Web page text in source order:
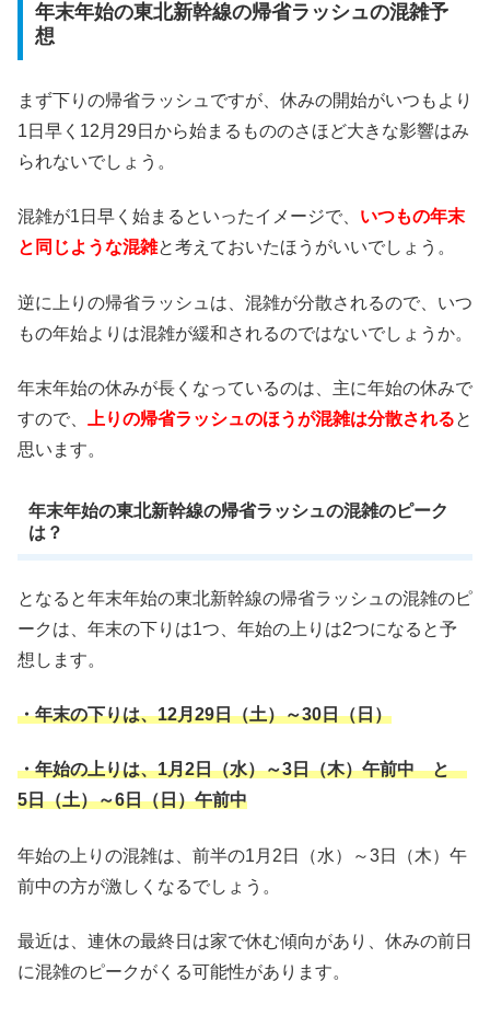
年末年始の東北新幹線の帰省ラッシュの混雑予
想
まず下りの帰省ラッシュですが、休みの開始がいつもより
1日早く12月29日から始まるもののさほど大きな影響はみ
られないでしょう。
混雑が1日早く始まるといったイメージで、 いつもの年末
と同じような混雑と考えておいたほうがいいでしょう。
逆に上りの帰省ラッシュは、混雑が分散されるので、いつ
もの年始よりは混雑が緩和されるのではないでしょうか。
年末年始の休みが長くなっているのは、主に年始の休みで
すので、
上りの帰省ラッシュのほうが混雑は分散されると
思います。
年末年始の東北新幹線の帰省ラッシュの混雑のピーク
は？
となると年末年始の東北新幹線の帰省ラッシュの混雑のピ
ークは、年末の下りは1つ、年始の上りは2つになると予
想します。
・年末の下りは、12月29日（土）～30日（日）
・年始の上りは、1月2日（水）～3日（木）午前中 と
5日（土）～6日（日）午前中
年始の上りの混雑は、前半の1月2日（水）～3日（木）午
前中の方が激しくなるでしょう。
最近は、連休の最終日は家で休む傾向があり、休みの前日
に混雑のピークがくる可能性があります。